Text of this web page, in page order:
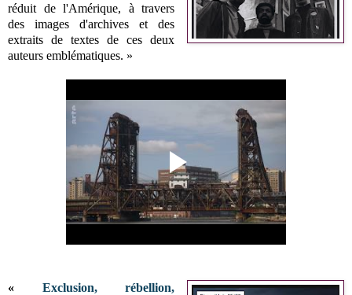
réduit de l'Amérique, à travers
des images d'archives et des
extraits de textes de ces deux
auteurs emblématiques. »
« Exclusion, rébellion,